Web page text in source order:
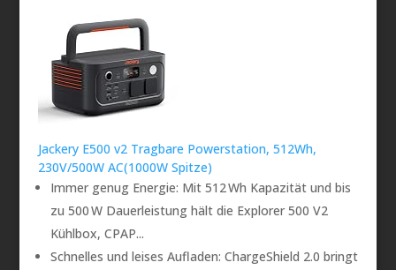
Jackery E500 v2 Tragbare Powerstation, 512Wh,
230V/500W AC(1000W Spitze)
Immer genug Energie: Mit 512 Wh Kapazität und bis
zu 500 W Dauerleistung hält die Explorer 500 V2
Kühlbox, CPAP...
Schnelles und leises Aufladen: ChargeShield 2.0 bringt